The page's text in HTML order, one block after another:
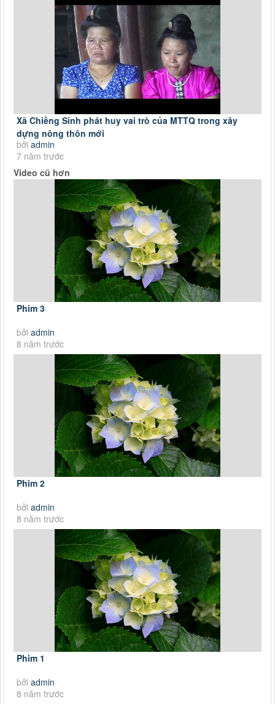
Xã Chiềng Sinh phát huy vai trò của MTTQ trong xây
dựng nông thôn mới
bởi admin
7 năm trước
Video cũ hơn
Phim 3
bởi admin
8 năm trước
Phim 2
bởi admin
8 năm trước
Phim 1
bởi admin
8 năm trước